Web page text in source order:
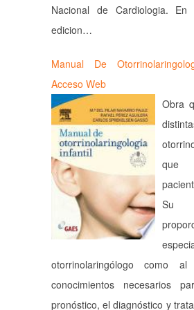
Nacional de Cardiologia. En
edicion…
Manual De
Acceso Web
Obra
que
Su
otorrinolaringólogo como
conocimientos necesarios
pronóstico, el diagnóstico y